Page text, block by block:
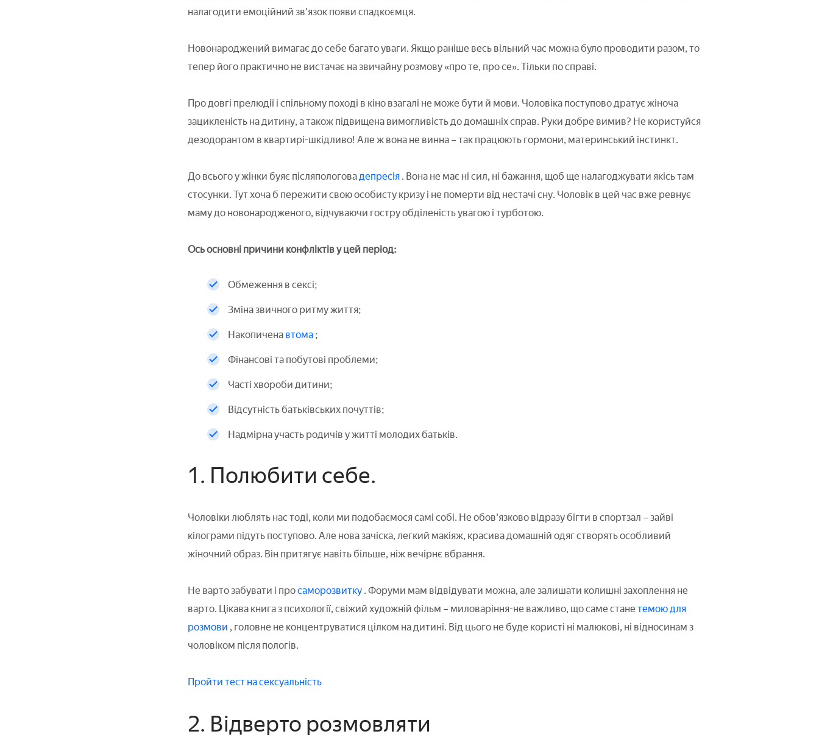
налагодити емоційний зв'язок появи спадкоємця.
Новонароджений вимагає до себе багато уваги. Якщо раніше весь вільний час можна було проводити разом, то
тепер його практично не вистачає на звичайну розмову «про те, про се». Тільки по справі.
Про довгі прелюдії і спільному поході в кіно взагалі не може бути й мови. Чоловіка поступово дратує жіноча
зацикленість на дитину, а також підвищена вимогливість до домашніх справ. Руки добре вимив? Не користуйся
дезодорантом в квартирі-шкідливо! Але ж вона не винна – так працюють гормони, материнський інстинкт.
До всього у жінки буяє післяпологовадепресія . Вона не має ні сил, ні бажання, щоб ще налагоджувати якісь там
стосунки. Тут хоча б пережити свою особисту кризу і не померти від нестачі сну. Чоловік в цей час вже ревнує
маму до новонародженого, відчуваючи гостру обділеність увагою і турботою.
Ось основні причини конфліктів у цей період:
Обмеження в сексі;
Зміна звичного ритму життя;
Накопиченавтома ;
Фінансові та побутові проблеми;
Часті хвороби дитини;
Відсутність батьківських почуттів;
Надмірна участь родичів у житті молодих батьків.
1. Полюбити себе.
Чоловіки люблять нас тоді, коли ми подобаємося самі собі. Не обов'язково відразу бігти в спортзал – зайві
кілограми підуть поступово. Але нова зачіска, легкий макіяж, красива домашній одяг створять особливий
жіночний образ. Він притягує навіть більше, ніж вечірнє вбрання.
Не варто забувати і просаморозвитку . Форуми мам відвідувати можна, але залишати колишні захоплення не
варто. Цікава книга з психології, свіжий художній фільм – миловаріння-не важливо, що саме стане темою для
розмови , головне не концентруватися цілком на дитині. Від цього не буде користі ні малюкові, ні відносинам з
чоловіком після пологів.
Пройти тест на сексуальність
2. Відверто розмовляти